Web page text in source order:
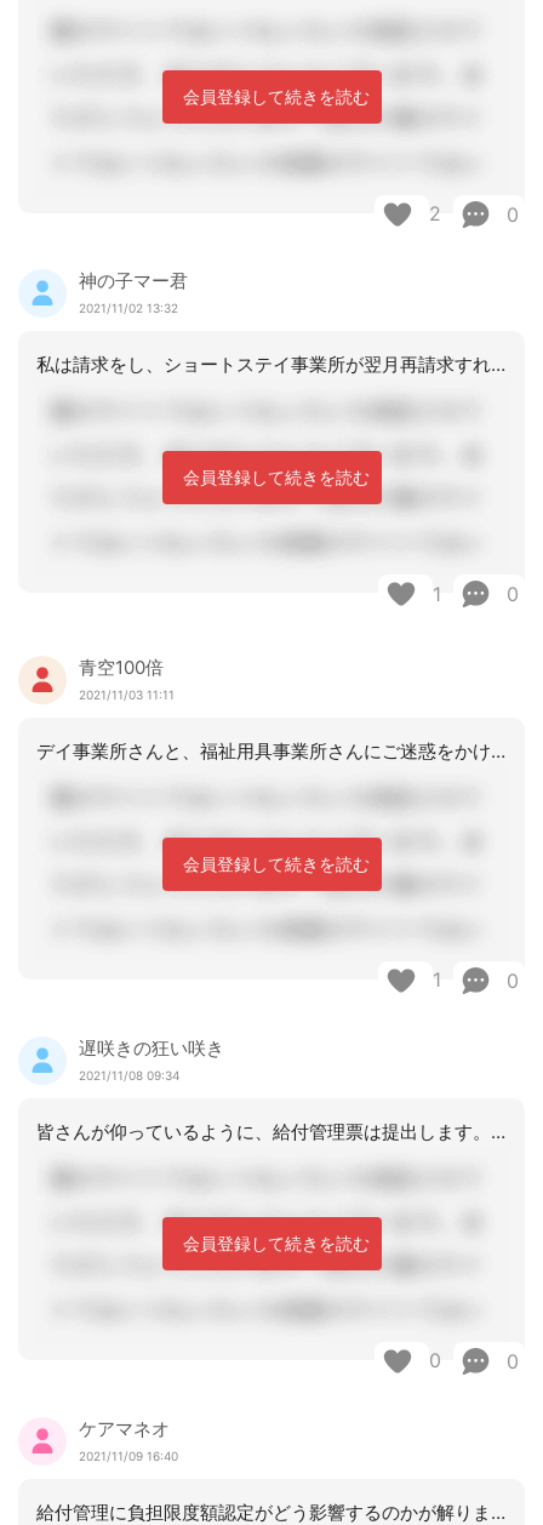
会員登録して続きを読む
2 0
神の子マー君
2021/11/02 13:32
私は請求をし、ショートステイ事業所が翌月再請求すればいいと思います。
会員登録して続きを読む
1 0
青空100倍
2021/11/03 11:11
デイ事業所さんと、福祉用具事業所さんにご迷惑をかけることになります。私も給付管理
会員登録して続きを読む
1 0
遅咲きの狂い咲き
2021/11/08 09:34
皆さんが仰っているように、給付管理票は提出します。ショート事業所側が月遅れ請求を
会員登録して続きを読む
0 0
ケアマネオ
2021/11/09 16:40
給付管理に負担限度額認定がどう影響するのかが解りません。介護請求に関しては普通に